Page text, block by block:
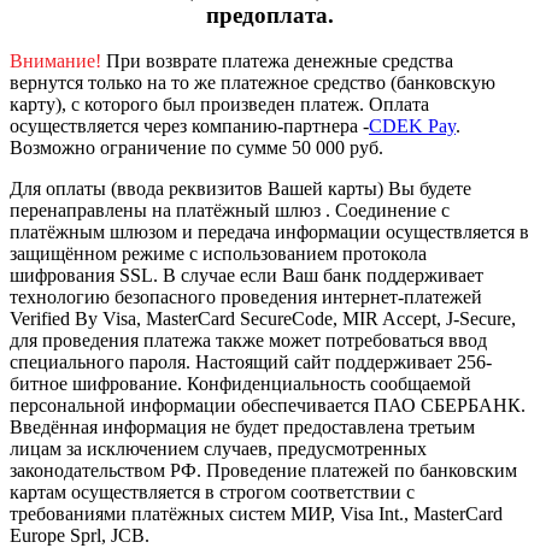
предоплата.
Внимание! При возврате платежа денежные средства
вернутся только на то же платежное средство (банковскую
карту), с которого был произведен платеж. Оплата
осуществляется через компанию-партнера -CDEK Pay.
Возможно ограничение по сумме 50 000 руб.
Для оплаты (ввода реквизитов Вашей карты) Вы будете
перенаправлены на платёжный шлюз . Соединение с
платёжным шлюзом и передача информации осуществляется в
защищённом режиме с использованием протокола
шифрования SSL. В случае если Ваш банк поддерживает
технологию безопасного проведения интернет-платежей
Verified By Visa, MasterCard SecureCode, MIR Accept, J-Secure,
для проведения платежа также может потребоваться ввод
специального пароля. Настоящий сайт поддерживает 256-
битное шифрование. Конфиденциальность сообщаемой
персональной информации обеспечивается ПАО СБЕРБАНК.
Введённая информация не будет предоставлена третьим
лицам за исключением случаев, предусмотренных
законодательством РФ. Проведение платежей по банковским
картам осуществляется в строгом соответствии с
требованиями платёжных систем МИР, Visa Int., MasterCard
Europe Sprl, JCB.